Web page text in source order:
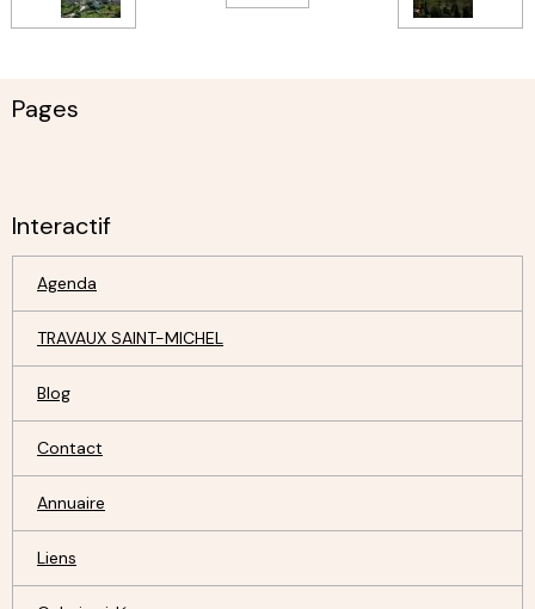
Pages
Interactif
Agenda
TRAVAUX SAINT-MICHEL
Blog
Contact
Annuaire
Liens